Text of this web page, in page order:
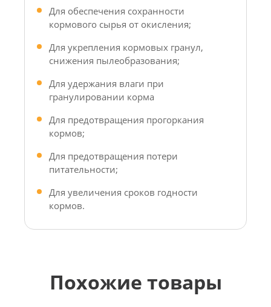
Для обеспечения сохранности
кормового сырья от окисления;
Для укрепления кормовых гранул,
снижения пылеобразования;
Для удержания влаги при
гранулировании корма
Для предотвращения прогоркания
кормов;
Для предотвращения потери
питательности;
Для увеличения сроков годности
кормов.
Похожие товары